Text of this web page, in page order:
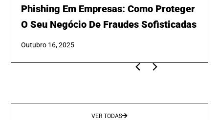
VER TODAS
Phishing Em Empresas: Como Proteger
O Seu Negócio De Fraudes Sofisticadas
Outubro 16, 2025